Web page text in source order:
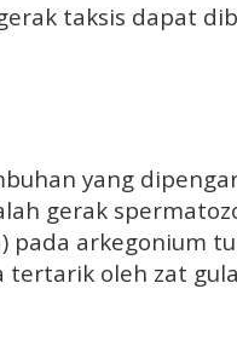
taksis dapat
yang
gerak
pada arkegonium
oleh zat